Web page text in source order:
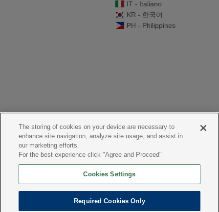
IT - Italiano
KR - 한국어
PH - Philippines
The storing of cookies on your device are necessary to
enhance site navigation, analyze site usage, and assist in
our marketing efforts.
For the best experience click "Agree and Proceed"
Cookies Settings
Required Cookies Only